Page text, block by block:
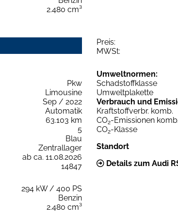
2.480 cm³
Preis:
MWSt:
Pkw
Limousine
Sep / 2022
Automatik
63.103 km
5
Blau
Zentrallager
ab ca. 11.08.2026
14847
294 kW / 400 PS
Benzin
2.480 cm³
Umweltnormen:
Schadstoffklasse
Umweltplakette
Verbrauch und
Kraftstoffverbr. komb.
CO2-Emissionen komb.
CO2-Klasse
Standort
Details zum Audi